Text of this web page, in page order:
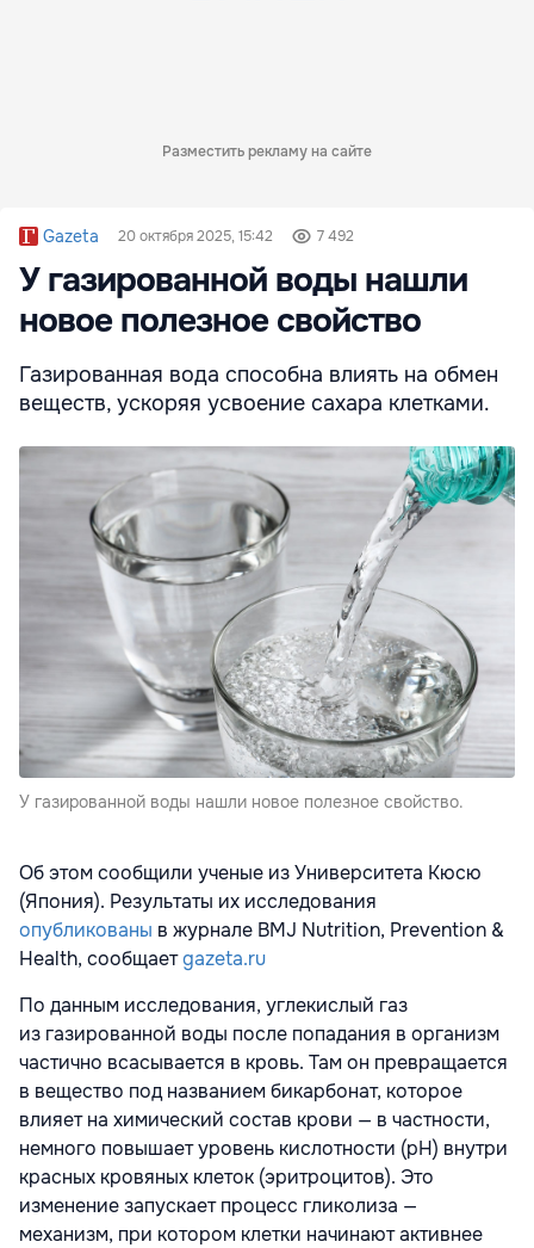
Разместить рекламу на сайте
Gazeta 20 октября 2025, 15:42 7 492
У газированной воды нашли
новое полезное свойство
Газированная вода способна влиять на обмен
веществ, ускоряя усвоение сахара клетками.
У газированной воды нашли новое полезное свойство.
Об этом сообщили ученые из Университета Кюсю
(Япония). Результаты их исследования
опубликованы в журнале BMJ Nutrition, Prevention &
Health, сообщаетgazeta.ru
По данным исследования, углекислый газ
из газированной воды после попадания в организм
частично всасывается в кровь. Там он превращается
в вещество под названием бикарбонат, которое
влияет на химический состав крови — в частности,
немного повышает уровень кислотности (pH) внутри
красных кровяных клеток (эритроцитов). Это
изменение запускает процесс гликолиза —
механизм, при котором клетки начинают активнее